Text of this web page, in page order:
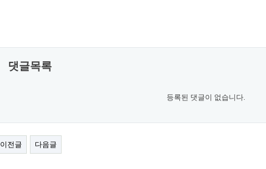
댓글목록
등록된 댓글이 없습니다.
이전글 다음글